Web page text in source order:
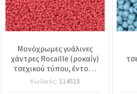
Μονόχρωμες γυάλινες
χάντρες Rocaille (ροκαΐγ)
τσεχικού τύπου, έντονο
κοραλί, 2 mm, 15 g (~2050
τεμ.)
Κωδικός: 114515